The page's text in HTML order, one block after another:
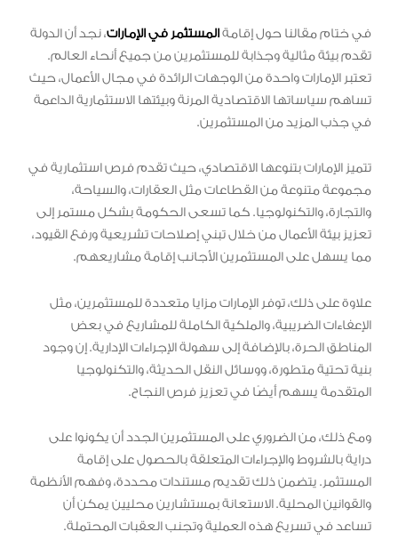
في ختام مقالنا حول إقامة المستثمر في الإمارات، نجد أن الدولة
تقدم بيئة مثالية وجذابة للمستثمرين من جميع أنحاء العالم.
تعتبر الإمارات واحدة من الوجهات الرائدة في مجال الأعمال، حيث
تساهم سياساتها الاقتصادية المرنة وبيئتها الاستثمارية الداعمة
في جذب المزيد من المستثمرين.
تتميز الإمارات بتنوعها الاقتصادي، حيث تقدم فرص استثمارية في
مجموعة متنوعة من القطاعات مثل العقارات، والسياحة،
والتجارة، والتكنولوجيا. كما تسعى الحكومة بشكل مستمر إلى
تعزيز بيئة الأعمال من خلال تبني إصلاحات تشريعية ورفع القيود،
مما يسهل على المستثمرين الأجانب إقامة مشاريعهم.
علاوة على ذلك، توفر الإمارات مزايا متعددة للمستثمرين، مثل
الإعفاءات الضريبية، والملكية الكاملة للمشاريع في بعض
المناطق الحرة، بالإضافة إلى سهولة الإجراءات الإدارية. إن وجود
بنية تحتية متطورة، ووسائل النقل الحديثة، والتكنولوجيا
المتقدمة يسهم أيضًا في تعزيز فرص النجاح.
ومع ذلك، من الضروري على المستثمرين الجدد أن يكونوا على
دراية بالشروط والإجراءات المتعلقة بالحصول على إقامة
المستثمر. يتضمن ذلك تقديم مستندات محددة، وفهم الأنظمة
والقوانين المحلية. الاستعانة بمستشارين محليين يمكن أن
تساعد في تسريع هذه العملية وتجنب العقبات المحتملة.